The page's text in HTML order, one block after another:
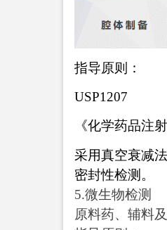
指导原则：
USP1207
《化学药品注
采用真空衰减
密封性检测。
5.微生物检测
原料药、辅料